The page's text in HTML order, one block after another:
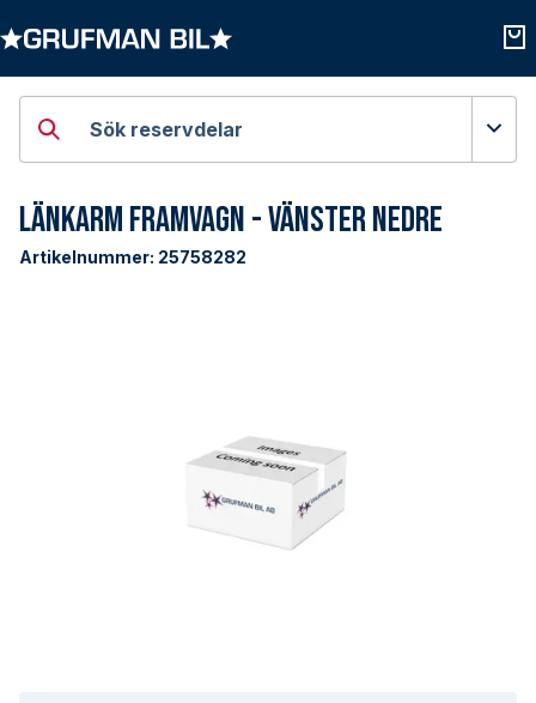
Sök reservdelar
Länkarm Framvagn - Vänster Nedre
Artikelnummer: 25758282